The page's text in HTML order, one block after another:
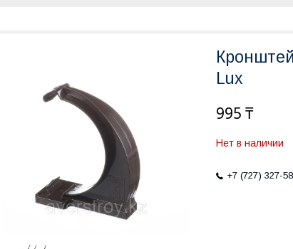
Lux
995 ₸
Нет в наличии
+7 (727) 327-